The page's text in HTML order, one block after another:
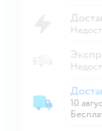
Доставка со
10